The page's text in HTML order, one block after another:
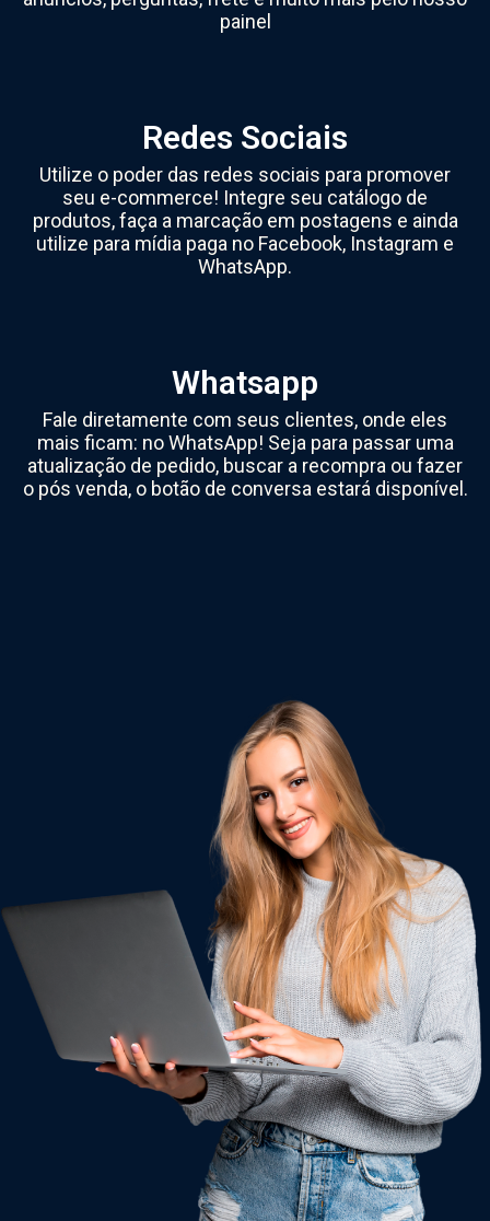
painel
Redes Sociais
Utilize o poder das redes sociais para promover
seu e-commerce! Integre seu catálogo de
produtos, faça a marcação em postagens e ainda
utilize para mídia paga no Facebook, Instagram e
WhatsApp.
Whatsapp
Fale diretamente com seus clientes, onde eles
mais ficam: no WhatsApp! Seja para passar uma
atualização de pedido, buscar a recompra ou fazer
o pós venda, o botão de conversa estará disponível.